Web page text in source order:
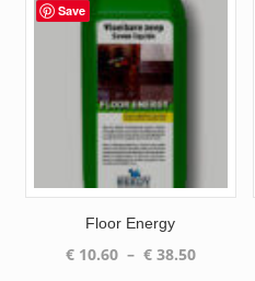
Save
Floor Energy
€10.60 – €38.50Plage